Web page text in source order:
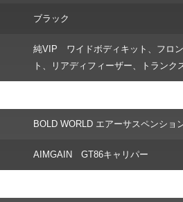
ブラック
純VIP ワイドボディキット、フロ
ト、リアディフィーザー、トランク
BOLD WORLD エアーサスペンショ
AIMGAIN GT86キャリパー